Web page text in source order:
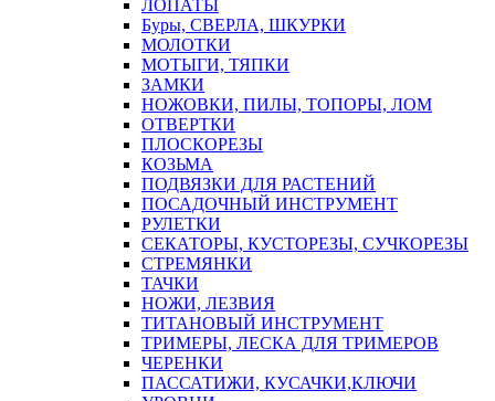
ЛОПАТЫ
Буры, СВЕРЛА, ШКУРКИ
МОЛОТКИ
МОТЫГИ, ТЯПКИ
ЗАМКИ
НОЖОВКИ, ПИЛЫ, ТОПОРЫ, ЛОМ
ОТВЕРТКИ
ПЛОСКОРЕЗЫ
КОЗЬМА
ПОДВЯЗКИ ДЛЯ РАСТЕНИЙ
ПОСАДОЧНЫЙ ИНСТРУМЕНТ
РУЛЕТКИ
СЕКАТОРЫ, КУСТОРЕЗЫ, СУЧКОРЕЗЫ
СТРЕМЯНКИ
ТАЧКИ
НОЖИ, ЛЕЗВИЯ
ТИТАНОВЫЙ ИНСТРУМЕНТ
ТРИМЕРЫ, ЛЕСКА ДЛЯ ТРИМЕРОВ
ЧЕРЕНКИ
ПАССАТИЖИ, КУСАЧКИ,КЛЮЧИ